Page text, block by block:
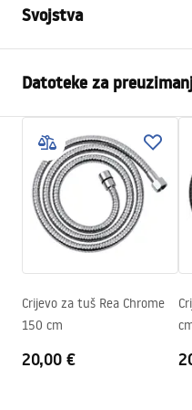
Svojstva
Jamstvo
Materijal
Vaga
Šifra proizvođača
Boja
Datoteke za
Sigurnosne
Uvjeti jamstva
Crijevo za tuš Rea Chrome
150 cm
20,00 €